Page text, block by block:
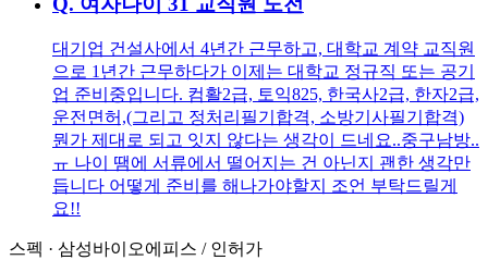
대기업 건설사에서 4년간 근무하고, 대학교 계약 교직원
으로 1년간 근무하다가 이제는 대학교 정규직 또는 공기
업 준비중입니다. 컴활2급, 토익825, 한국사2급, 한자2급,
운전면허,(그리고 정처리필기합격, 소방기사필기합격)
뭔가 제대로 되고 잇지 않다는 생각이 드네요..중구남방..
ㅠ 나이 땜에 서류에서 떨어지는 건 아닌지 괜한 생각만
듭니다 어떻게 준비를 해나가야할지 조언 부탁드릴게
요!!
스펙 · 삼성바이오에피스 / 인허가